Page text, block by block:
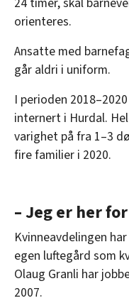
orienteres.
Ansatte med
går aldri i uniform.
I perioden
internert i Hurdal.
varighet på fra 1–3
fire familier i 2020.
– Jeg er her
Kvinneavdelingen
egen luftegård som
Olaug Granli har
2007.